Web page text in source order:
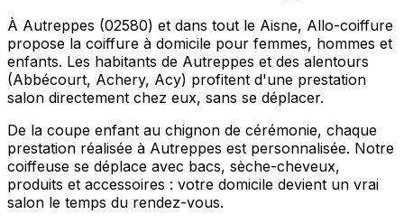
À Autreppes (02580) et dans tout le Aisne, Allo-coiffure
propose la coiffure à domicile pour femmes, hommes et
enfants. Les habitants de Autreppes et des alentours
(Abbécourt, Achery, Acy) profitent d'une prestation
salon directement chez eux, sans se déplacer.
De la coupe enfant au chignon de cérémonie, chaque
prestation réalisée à Autreppes est personnalisée. Notre
coiffeuse se déplace avec bacs, sèche-cheveux,
produits et accessoires : votre domicile devient un vrai
salon le temps du rendez-vous.